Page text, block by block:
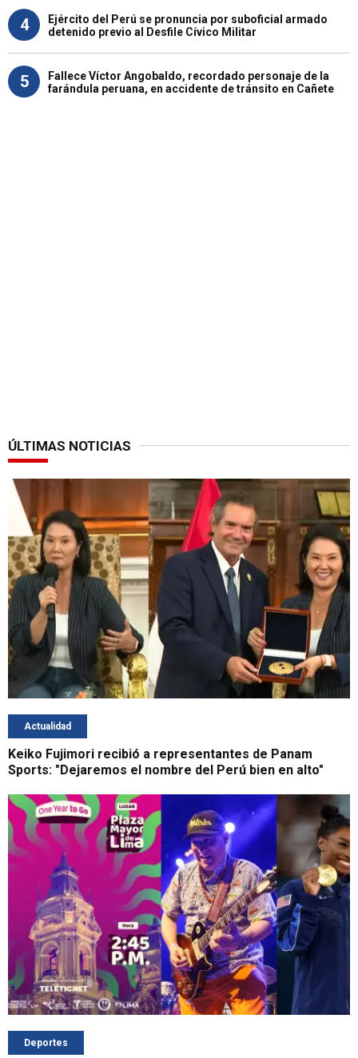
4
Ejército del Perú se pronuncia por suboficial armado
detenido previo al Desfile Cívico Militar
5
Fallece Víctor Angobaldo, recordado personaje de la
farándula peruana, en accidente de tránsito en Cañete
ÚLTIMAS NOTICIAS
Actualidad
Keiko Fujimori recibió a representantes de Panam
Sports: "Dejaremos el nombre del Perú bien en alto"
Deportes